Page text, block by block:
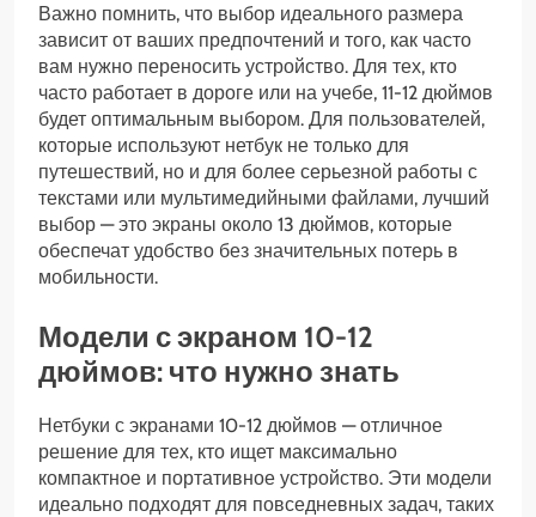
Важно помнить, что выбор идеального размера
зависит от ваших предпочтений и того, как часто
вам нужно переносить устройство. Для тех, кто
часто работает в дороге или на учебе, 11-12 дюймов
будет оптимальным выбором. Для пользователей,
которые используют нетбук не только для
путешествий, но и для более серьезной работы с
текстами или мультимедийными файлами, лучший
выбор — это экраны около 13 дюймов, которые
обеспечат удобство без значительных потерь в
мобильности.
Модели с экраном 10-12
дюймов: что нужно знать
Нетбуки с экранами 10-12 дюймов — отличное
решение для тех, кто ищет максимально
компактное и портативное устройство. Эти модели
идеально подходят для повседневных задач, таких